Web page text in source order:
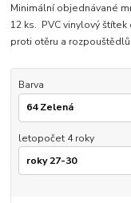
Minimální objednávané
12 ks. PVC vinylový
proti otěru a
Barva
letopočet 4 roky